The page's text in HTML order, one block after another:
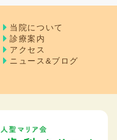
当院について
診療案内
アクセス
ニュース&ブログ